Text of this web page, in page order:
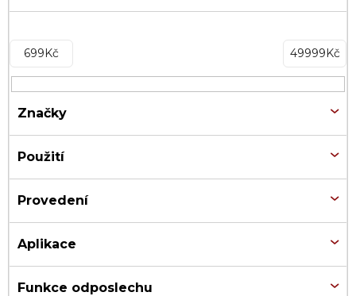
699 Kč 49999 Kč
Značky
Použití
Provedení
Aplikace
Funkce odposlechu